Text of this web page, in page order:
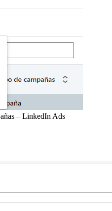
– LinkedIn Ads